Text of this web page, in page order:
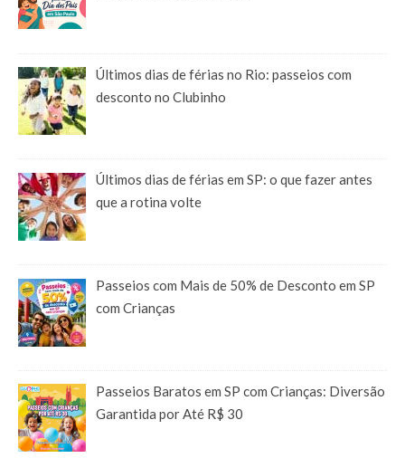
Últimos dias de férias no Rio: passeios com
desconto no Clubinho
Últimos dias de férias em SP: o que fazer antes
que a rotina volte
Passeios com Mais de 50% de Desconto em SP
com Crianças
Passeios Baratos em SP com Crianças: Diversão
Garantida por Até R$ 30